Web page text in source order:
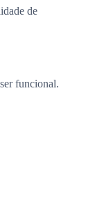
de
funcional.